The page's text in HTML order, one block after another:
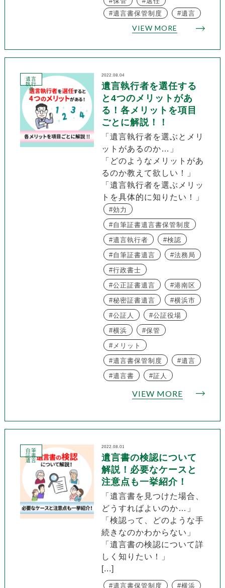
遺言書保管制度
遺言
VIEW MORE
遺言
執行
者
2022.08.04
遺言執行者を選任する
と4つのメリットがあ
る！各メリットを項目
ごとに解説！！
「遺言執行者を選ぶとメリ
ットがあるのか…」
「どのようなメリットがあ
るのか教えて欲しい！」
「遺言執行者を選ぶメリッ
トを具体的に知りたい！」
効力
自筆証書遺言書保管制度
遺言執行者
検認
自筆証書遺言
法務局
行政書士
公正証書遺言
港南区
秘密証書遺言
横浜市
公証人
公証役場
横浜
保管
メリット
遺言書保管制度
遺言
遺言書
証人
VIEW MORE
自筆
証書
遺言
2022.08.01
遺言書の検認について
解説！必要なケースと
注意点も一挙紹介！
「遺言書を見つけた場合、
どうすればよいのか…」
「検認って、どのような手
続きなのかわからない」
「遺言書の検認について詳
しく知りたい！」
[...]
遺言書保管制度
横浜